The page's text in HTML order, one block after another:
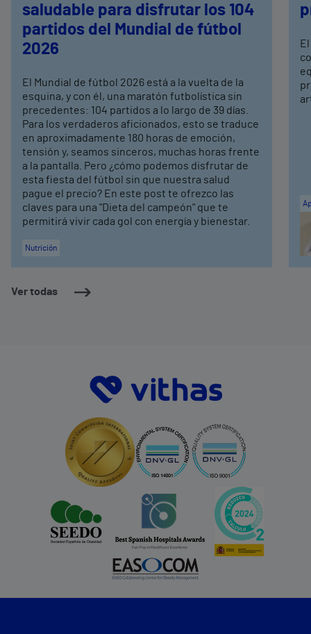
Ver todas
saludable para disfrutar los 104
partidos del Mundial de fútbol
2026
El Mundial de fútbol 2026 está a la vuelta de la
esquina, y con él, una maratón futbolística sin
precedentes: 104 partidos a lo largo de 39 días.
Para los verdaderos aficionados, esto se traduce
en aproximadamente 180 horas de emoción,
tensión y, seamos sinceros, muchas horas frente
a la pantalla. Pero ¿cómo podemos disfrutar de
esta fiesta del fútbol sin que nuestra salud
pague el precio? En este post te ofrezco las
claves para una "Dieta del campeón" que te
permitirá vivir cada gol con energía y bienestar.
Nutrición